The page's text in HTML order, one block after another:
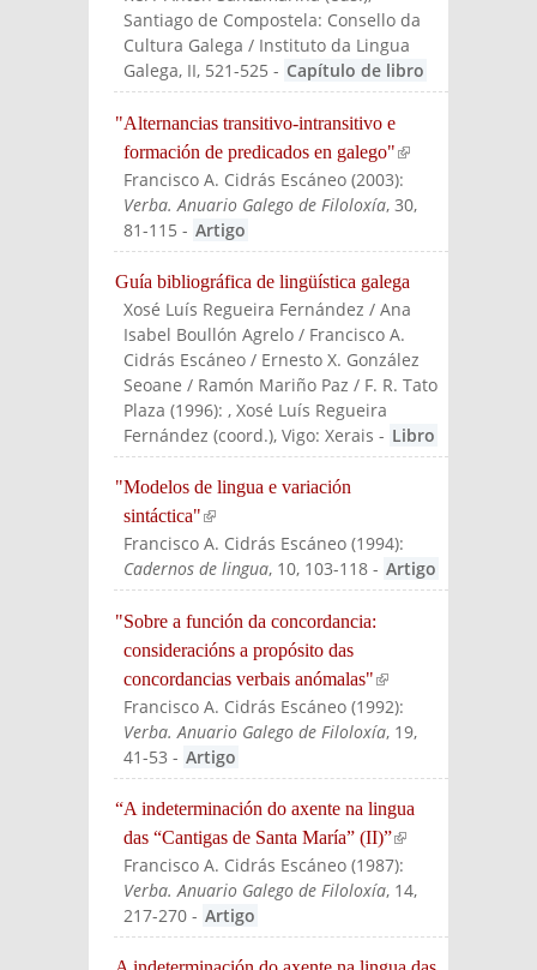
Santiago de Compostela: Consello da
Cultura Galega / Instituto da Lingua
Galega, II, 521-525 - Capítulo de libro
"Alternancias transitivo-intransitivo e
formación de predicados en galego"(link is
externa
l)
Francisco A. Cidrás Escáneo (2003):
Verba. Anuario Galego de Filoloxía, 30,
81-115 - Artigo
Guía bibliográfica de lingüística galega
Xosé Luís Regueira Fernández / Ana
Isabel Boullón Agrelo / Francisco A.
Cidrás Escáneo / Ernesto X. González
Seoane / Ramón Mariño Paz / F. R. Tato
Plaza(1996):, Xosé Luís Regueira
Fernández (coord.), Vigo: Xerais - Libro
"Modelos de lingua e variación
sintáctica"(link is external)
Francisco A. Cidrás Escáneo (1994):
Cadernos de lingua, 10, 103-118 - Artigo
"Sobre a función da concordancia:
consideracións a propósito das
concordancias verbais anómalas"(link is
external)
Francisco A. Cidrás Escáneo (1992):
Verba. Anuario Galego de Filoloxía, 19,
41-53 - Artigo
“A indeterminación do axente na lingua
das “Cantigas de Santa María” (II)”(link is
externa
l)
Francisco A. Cidrás Escáneo (1987):
Verba. Anuario Galego de Filoloxía, 14,
217-270 - Artigo